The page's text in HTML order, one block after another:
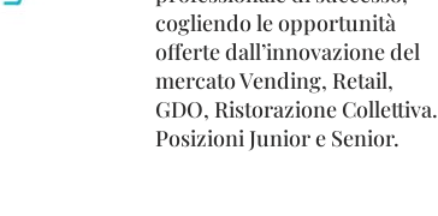
cogliendo le opportunità
offerte dall’innovazione del
mercato Vending, Retail,
GDO, Ristorazione Collettiva.
Posizioni Junior e Senior.